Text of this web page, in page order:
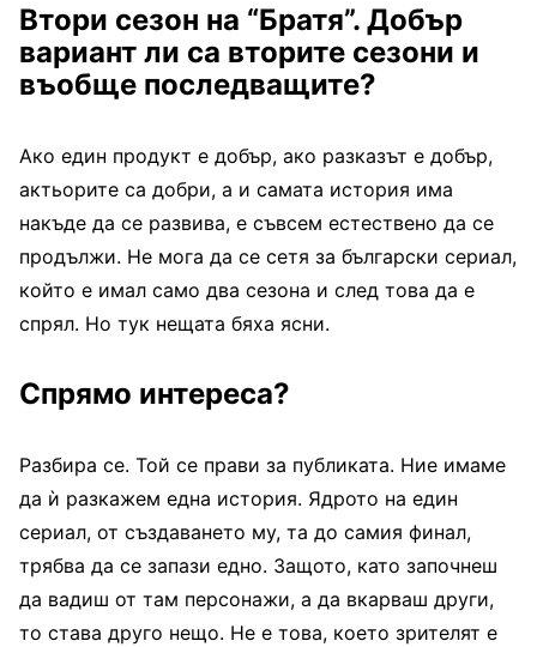
Втори сезон на “Братя”. Добър
вариант ли са вторите сезони и
въобще последващите?
Ако един продукт е добър, ако разказът е добър,
актьорите са добри, а и самата история има
накъде да се развива, е съвсем естествено да се
продължи. Не мога да се сетя за български сериал,
който е имал само два сезона и след това да е
спрял. Но тук нещата бяха ясни.
Спрямо интереса?
Разбира се. Той се прави за публиката. Ние имаме
да ѝ разкажем една история. Ядрото на един
сериал, от създаването му, та до самия финал,
трябва да се запази едно. Защото, като започнеш
да вадиш от там персонажи, а да вкарваш други,
то става друго нещо. Не е това, което зрителят е